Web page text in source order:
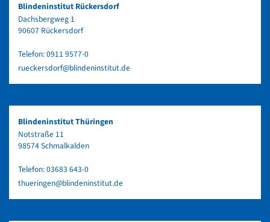
Blindeninstitut Rückersdorf
Dachsbergweg 1
90607 Rückersdorf
Telefon:0911 9577-0
rueckersdorf@blindeninstitut.de
Blindeninstitut Thüringen
Notstraße 11
98574 Schmalkalden
Telefon:03683 643-0
thueringen@blindeninstitut.de